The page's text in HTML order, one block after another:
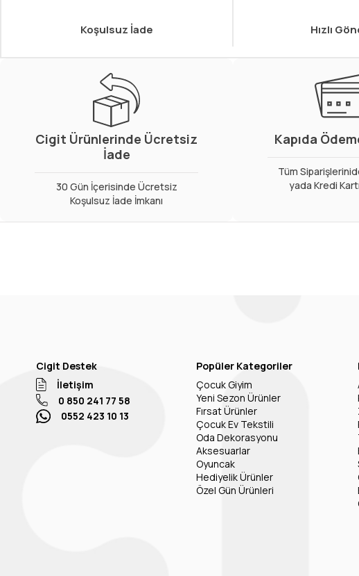
Koşulsuz İade Hızlı
Cigit Ürünlerinde Ücretsiz
İade
30 Gün İçerisinde Ücretsiz
Koşulsuz İade İmkanı
Kapıda
Tüm
yada Kredi
Cigit Destek
İletişim
0 850 241 77 58
0552 423 10 13
Popüler Kategoriler
Çocuk Giyim
Yeni Sezon Ürünler
Fırsat Ürünler
Çocuk Ev Tekstili
Oda Dekorasyonu
Aksesuarlar
Oyuncak
Hediyelik Ürünler
Özel Gün Ürünleri